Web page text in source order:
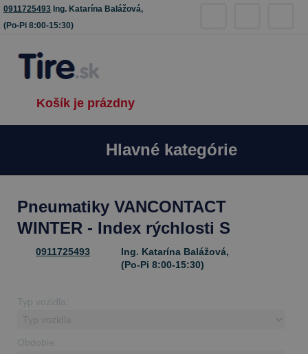
0911725493 Ing. Katarína Balážová,
(Po-Pi 8:00-15:30)
Košík je prázdny
Hlavné kategórie
Pneumatiky VANCONTACT
WINTER - Index rýchlosti S
0911725493
Ing. Katarína Balážová,
(Po-Pi 8:00-15:30)
Typ vozidla:
Obdobie: